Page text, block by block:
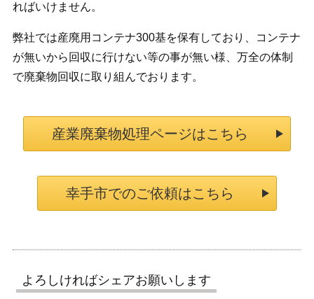
ればいけません。
弊社では産廃用コンテナ300基を保有しており、コンテナ
が無いから回収に行けない等の事が無い様、万全の体制
で廃棄物回収に取り組んでおります。
産業廃棄物処理ページはこちら
幸手市でのご依頼はこちら
よろしければシェアお願いします